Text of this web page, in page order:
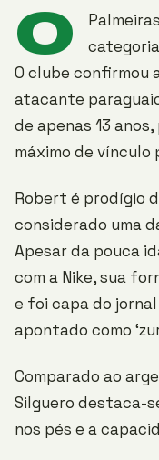
O
O clube confirmou
atacante
de apenas 13
máximo de vínculo
Robert é prodígio
considerado uma
Apesar da pouca
com a Nike, sua
e foi capa do
apontado como
Comparado ao
Silguero destaca-
nos pés e a